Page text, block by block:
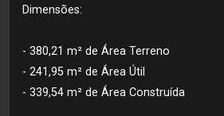
Dimensões:
- 380,21 m² de Área Terreno
- 241,95 m² de Área Útil
- 339,54 m² de Área Construída